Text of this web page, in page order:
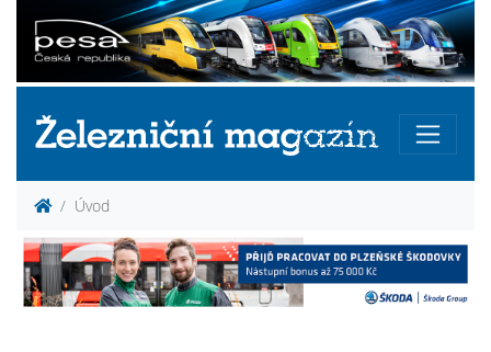
Úvod